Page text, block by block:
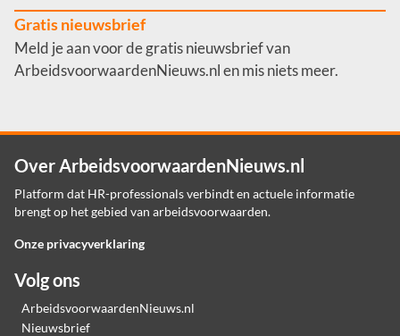
Gratis nieuwsbrief
Meld je aan voor de gratis nieuwsbrief van
ArbeidsvoorwaardenNieuws.nl en mis niets meer.
Over ArbeidsvoorwaardenNieuws.nl
Platform dat HR-professionals verbindt en actuele informatie
brengt op het gebied van arbeidsvoorwaarden.
Onze privacyverklaring
Volg ons
ArbeidsvoorwaardenNieuws.nl
Nieuwsbrief